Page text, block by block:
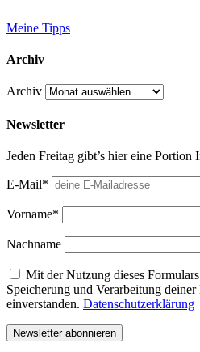
Meine Tipps
Archiv
Archiv
Newsletter
Jeden Freitag gibt’s hier eine
E-Mail*
Vorname*
Nachname
Mit der Nutzung dieses
Speicherung und Verarbeitung
einverstanden. Datenschutzerklärung